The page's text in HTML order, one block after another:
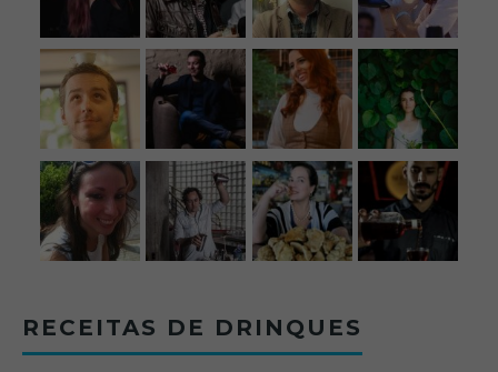
RECEITAS DE DRINQUES